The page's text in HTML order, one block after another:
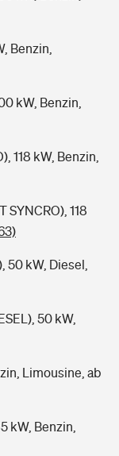
Benzin,
kW, Benzin,
118 kW, Benzin,
SYNCRO), 118
50 kW, Diesel,
50 kW,
Limousine, ab
kW, Benzin,